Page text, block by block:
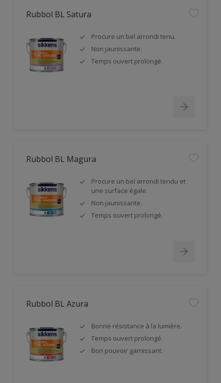
Rubbol BL Satura
Procure un bel arrondi tenu.
Non jaunissante.
Temps ouvert prolongé.
Rubbol BL Magura
Procure un bel arrondi tendu et
une surface égale.
Non jaunissante.
Temps ouvert prolongé.
Rubbol BL Azura
Bonne résistance à la lumière.
Temps ouvert prolongé.
Bon pouvoir garnissant.